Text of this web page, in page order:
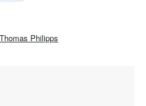
Thomas Philipps